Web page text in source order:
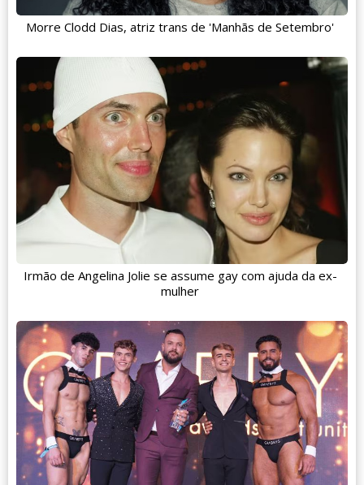
Morre Clodd Dias, atriz trans de 'Manhãs de Setembro'
Irmão de Angelina Jolie se assume gay com ajuda da ex-
mulher